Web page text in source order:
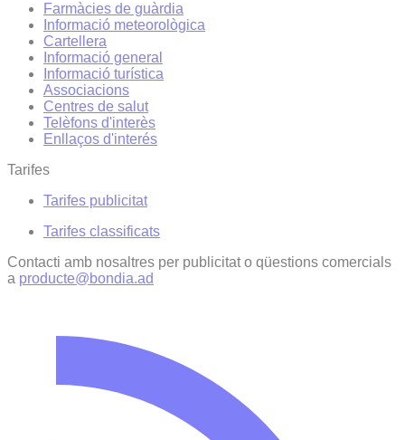
Farmàcies de guàrdia
Informació meteorològica
Cartellera
Informació general
Informació turística
Associacions
Centres de salut
Telèfons d'interès
Enllaços d'interés
Tarifes
Tarifes publicitat
Tarifes classificats
Contacti amb nosaltres per publicitat o qüestions comercials
a producte@bondia.ad